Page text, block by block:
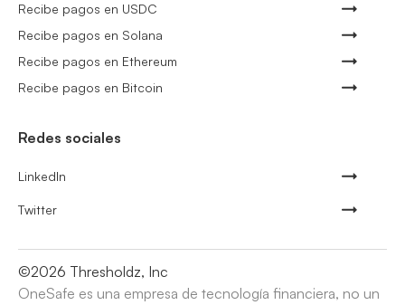
Recibe pagos en USDC
Recibe pagos en Solana
Recibe pagos en Ethereum
Recibe pagos en Bitcoin
Redes sociales
LinkedIn
Twitter
©2026 Thresholdz, Inc
OneSafe es una empresa de tecnología financiera, no un